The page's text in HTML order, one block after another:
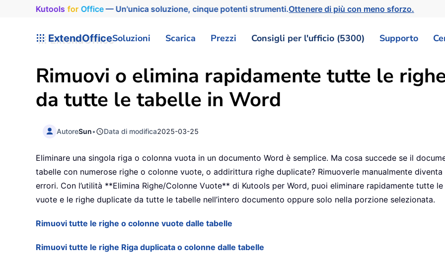
Kutools for Office— Un'unica soluzione, cinque potenti strumenti.Ottenere di più con meno sforzo.
ExtendOfficeSoluzioni Scarica Prezzi Consigli per l'ufficio (5300) Supporto
Rimuovi o elimina rapidamente tutte le
da tutte le tabelle in Word
AutoreSun• Data di modifica2025-03-25
Eliminare una singola riga o colonna vuota in un documento Word è semplice. Ma cosa succede se il
tabelle con numerose righe o colonne vuote, o addirittura righe duplicate? Rimuoverle manualmente
errori. Con l’utilità **Elimina Righe/Colonne Vuote** di Kutools per Word, puoi eliminare rapidamente tutte
vuote e le righe duplicate da tutte le tabelle nell’intero documento oppure solo nella porzione selezionata.
Rimuovi tutte le righe o colonne vuote dalle tabelle
Rimuovi tutte le righe Riga duplicata o colonne dalle tabelle